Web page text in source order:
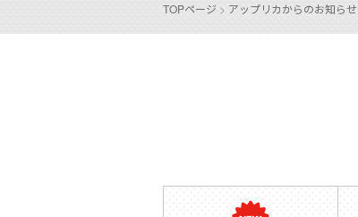
TOPページ > アップリカからのお知らせ